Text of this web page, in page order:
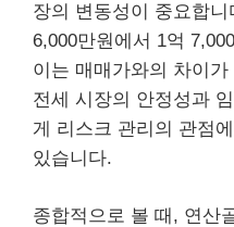
장의 변동성이 중요합
6,000만원에서 1억
이는 매매가와의 차이
전세 시장의 안정성과
게 리스크 관리의 관점
있습니다.
종합적으로 볼 때, 연산